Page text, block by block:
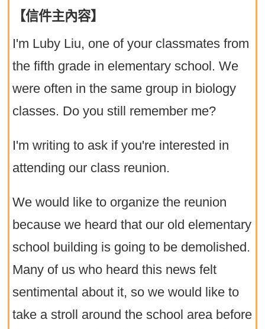
【信件主內容】
I'm Luby Liu, one of your classmates from
the fifth grade in elementary school. We
were often in the same group in biology
classes. Do you still remember me?
I'm writing to ask if you're interested in
attending our class reunion.
We would like to organize the reunion
because we heard that our old elementary
school building is going to be demolished.
Many of us who heard this news felt
sentimental about it, so we would like to
take a stroll around the school area before